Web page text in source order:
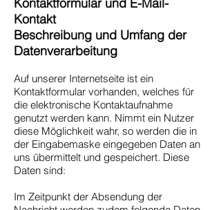
Kontakt
Beschreibung und Umfang der
Datenverarbeitung
Auf unserer Internetseite ist ein
Kontaktformular vorhanden, welches für
die elektronische Kontaktaufnahme
genutzt werden kann. Nimmt ein Nutzer
diese Möglichkeit wahr, so werden die in
der Eingabemaske eingegeben Daten an
uns übermittelt und gespeichert. Diese
Daten sind:
Im Zeitpunkt der Absendung der